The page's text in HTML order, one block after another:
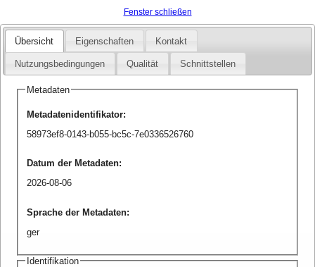
Fenster schließen
Übersicht Eigenschaften Kontakt
Nutzungsbedingungen Qualität Schnittstellen
Metadaten
Metadatenidentifikator:
58973ef8-0143-b055-bc5c-7e0336526760
Datum der Metadaten:
2026-08-06
Sprache der Metadaten:
ger
Identifikation